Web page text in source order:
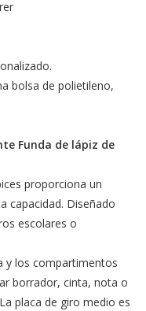
bolsa de polietileno,
Funda de lápiz de
proporciona un
capacidad. Diseñado
escolares o
y los compartimentos
borrador, cinta, nota o
placa de giro medio es